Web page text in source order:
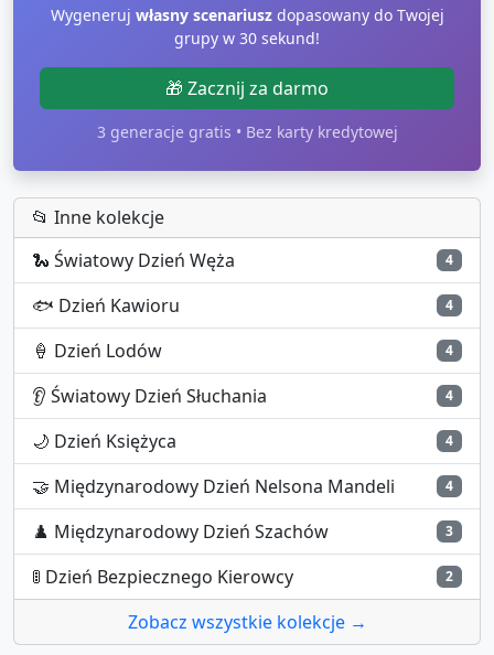
Wygeneruj własny scenariuszdopasowany do Twojej
grupy w 30 sekund!
🎁 Zacznij za darmo
3 generacje gratis • Bez karty kredytowej
📂 Inne kolekcje
🐍 Światowy Dzień Węża 4
🐟 Dzień Kawioru 4
🍦 Dzień Lodów 4
👂 Światowy Dzień Słuchania 4
🌙 Dzień Księżyca 4
🤝 Międzynarodowy Dzień Nelsona Mandeli 4
♟️ Międzynarodowy Dzień Szachów 3
🚦 Dzień Bezpiecznego Kierowcy 2
Zobacz wszystkie kolekcje →